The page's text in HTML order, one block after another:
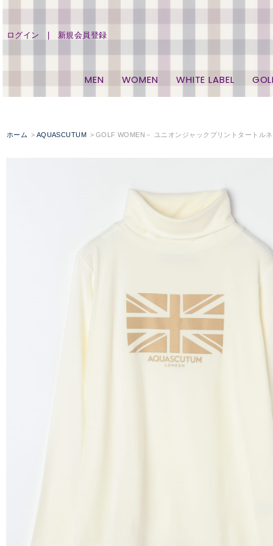
ログイン 新規会員登録
MEN WOMEN WHITE LABEL
ホーム AQUASCUTUM GOLF WOMEN－ ユニオンジャックプリントタートル